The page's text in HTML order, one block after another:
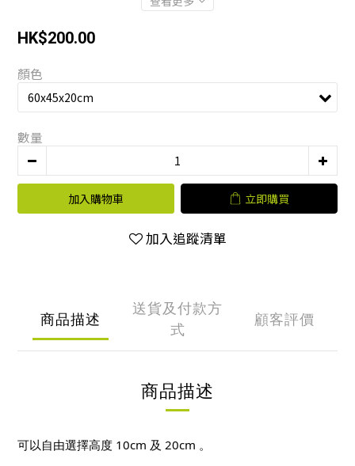
HK$200.00
顏色
數量
加入購物車 立即購買
加入追蹤清單
商品描述
送貨及付款方
式
顧客評價
商品描述
可以自由選擇高度 10cm 及 20cm 。